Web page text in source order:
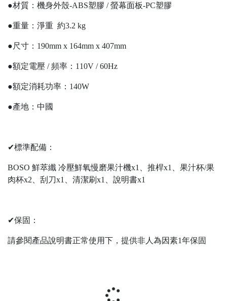
●材質：機身外殼-ABS塑膠 / 螢幕面板-PC塑膠
●重量：淨重 約3.2 kg
●尺寸：190mm x 164mm x 407mm
●額定電壓 / 頻率：110V / 60Hz
●額定消耗功率：140W
●產地：中國
✔標準配備：
BOSO 鮮萃纖 冷壓鮮氧慢磨果汁機x1、推桿x1、果汁杯/果
肉杯x2、刮刀x1、清潔刷x1、說明書x1
✔保固：
請參閱產品說明書正常使用下，提供非人為因素1年保固